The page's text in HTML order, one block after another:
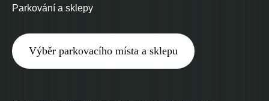
Parkování a sklepy
Výběr parkovacího místa a sklepu